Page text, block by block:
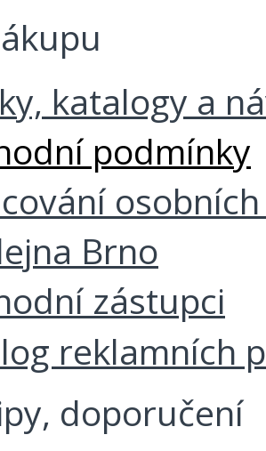
katalogy a
podmínky
Brno
zástupci
reklamních
doporučení